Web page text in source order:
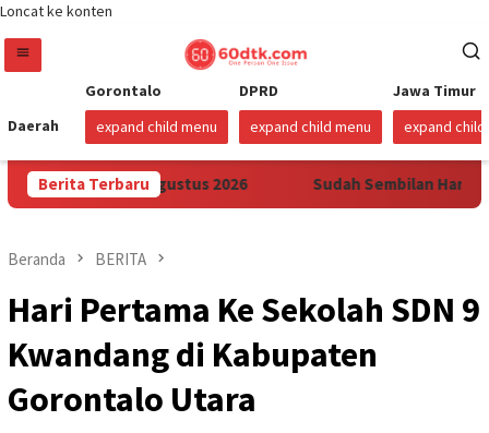
Loncat ke konten
Daerah
Gorontalo
expand child menu
DPRD
expand child menu
Jawa Timur
expand child
Berita Terbaru
Mulai 1 Agustus 2026 Sudah Sembilan Hari
Beranda BERITA
Hari Pertama Ke Sekolah SDN 9
Kwandang di Kabupaten
Gorontalo Utara